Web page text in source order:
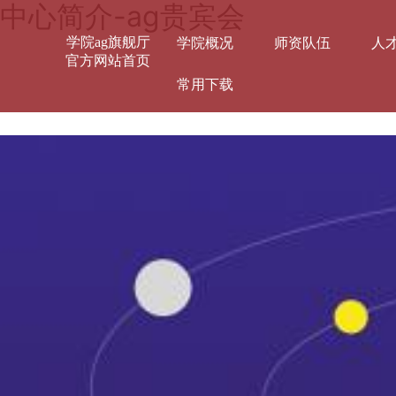
中心简介-ag贵宾会
学院ag旗舰厅
官方网站首页
学院概况 师资队伍 人
常用下载